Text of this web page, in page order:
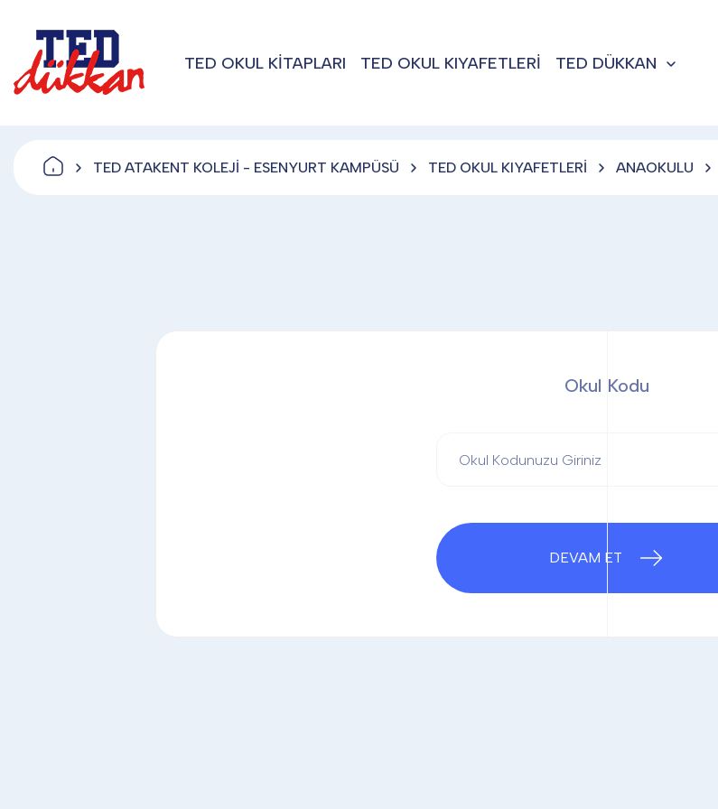
TED OKUL KİTAPLARI TED OKUL KIYAFETLERİ TED DÜKKAN
TED ATAKENT KOLEJİ - ESENYURT KAMPÜSÜ TED OKUL KIYAFETLERİ ANAOKULU
Okul Kodu
DEVAM ET